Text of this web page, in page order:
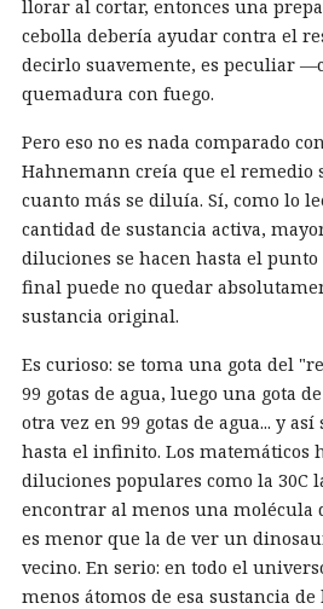
llorar al cortar, entonces una
cebolla debería ayudar contra el
decirlo suavemente, es peculiar
quemadura con fuego.
Pero eso no es nada comparado
Hahnemann creía que el remedio
cuanto más se diluía. Sí, como lo
cantidad de sustancia activa,
diluciones se hacen hasta el
final puede no quedar
sustancia original.
Es curioso: se toma una gota del
99 gotas de agua, luego una gota
otra vez en 99 gotas de agua... y
hasta el infinito. Los matemáticos
diluciones populares como la 30C
encontrar al menos una molécula
es menor que la de ver un
vecino. En serio: en todo el
menos átomos de esa sustancia